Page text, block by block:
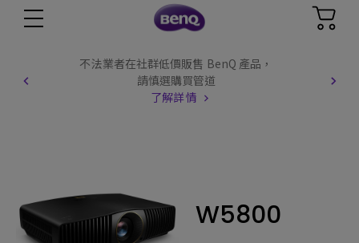
不法業者在社群低價販售 BenQ 產品，
請慎選購買管道
了解詳情
W5800